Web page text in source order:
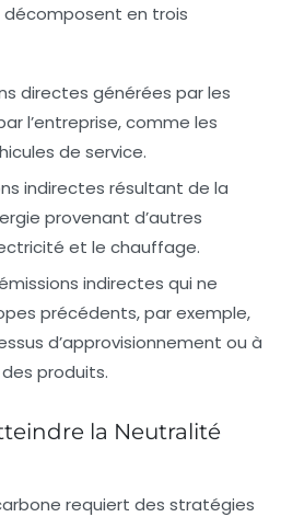
décomposent en trois
directes générées par les
l’entreprise, comme les
de service.
indirectes résultant de la
provenant d’autres
et le chauffage.
indirectes qui ne
précédents, par exemple,
d’approvisionnement ou à
produits.
la Neutralité
requiert des stratégies